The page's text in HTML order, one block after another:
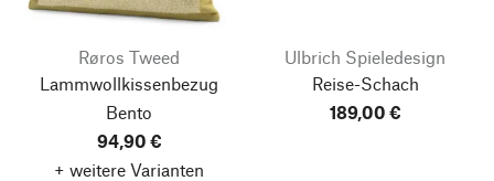
Røros Tweed
Lammwollkissenbezug
Bento
94,90 €
+ weitere Varianten
Ulbrich Spieledesign
Reise-Schach
189,00 €